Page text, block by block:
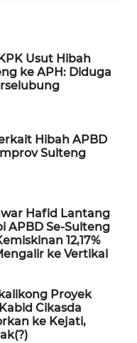
Usut Hibah
ke APH: Diduga
Hibah APBD
Sulteng
Hafid Lantang
APBD Se-Sulteng
12,17%
ke Vertikal
Proyek
Cikasda
ke Kejati,